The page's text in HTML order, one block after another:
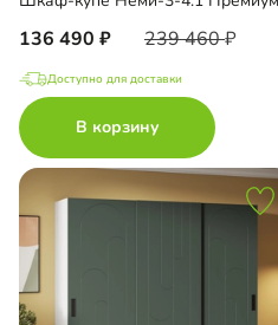
136 490 239 460
Доступно для доставки
В корзину